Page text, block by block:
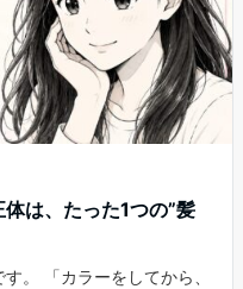
は、たった1つの”髪
。 「カラーをしてから、